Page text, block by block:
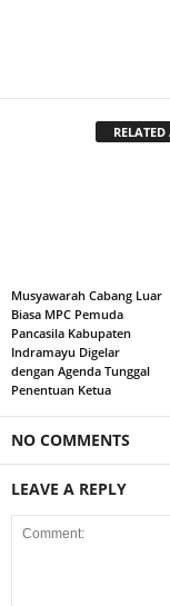
RELATED
Musyawarah Cabang Luar
Biasa MPC Pemuda
Pancasila Kabupaten
Indramayu Digelar
dengan Agenda Tunggal
Penentuan Ketua
NO COMMENTS
LEAVE A REPLY